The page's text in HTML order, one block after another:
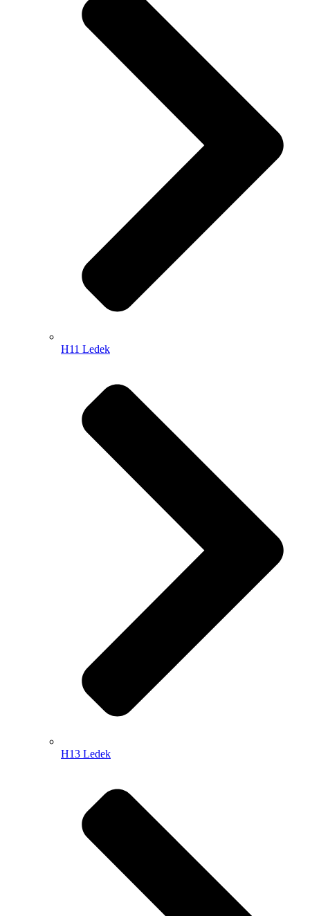
H11 Ledek
H13 Ledek